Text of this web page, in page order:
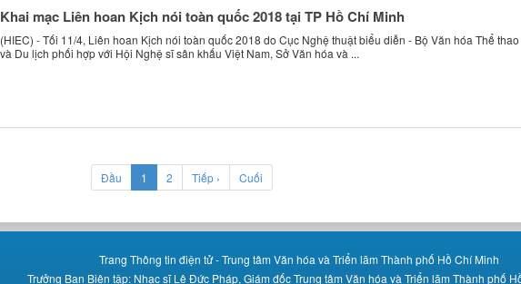
Khai mạc Liên hoan Kịch nói toàn quốc 2018 tại TP Hồ Chí Minh
(HIEC) - Tối 11/4, Liên hoan Kịch nói toàn quốc 2018 do Cục Nghệ thuật biểu diễn - Bộ Văn hóa Thể thao
và Du lịch phối hợp với Hội Nghệ sĩ sân khấu Việt Nam, Sở Văn hóa và ...
Đầu 1 (current)
2 Tiếp › Cuối
Trang Thông tin điện tử - Trung tâm Văn hóa và Triển lãm Thành phố Hồ Chí Minh
Trưởng Ban Biên tập: Nhạc sĩ Lê Đức Pháp, Giám đốc Trung tâm Văn hóa và Triển lãm Thành phố